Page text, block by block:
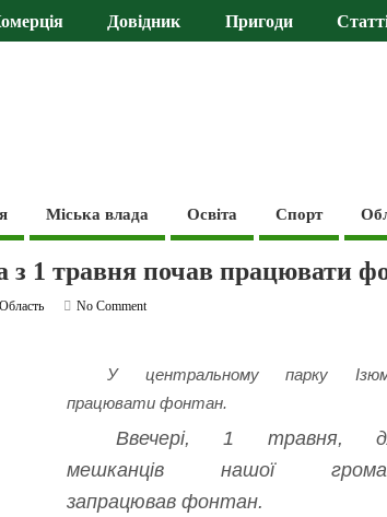
Довідник Пригоди
Міська влада Освіта Спорт
1 травня почав працювати
Область
No Comment
У центральному парку
працювати фонтан.
Ввечері, 1 травня,
мешканців нашої
запрацював фонтан.